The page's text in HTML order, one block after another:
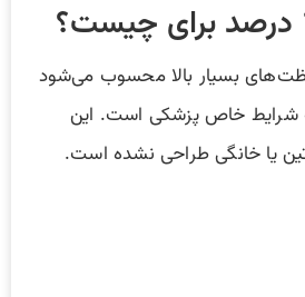
جزو غلظت‌های بسیار بالا محسوب می‌شود
شرایط خاص پزشکی است. این
یا خانگی طراحی نشده است.